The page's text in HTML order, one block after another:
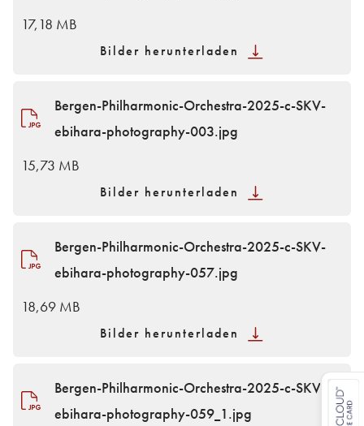
17,18 MB
Bilder herunterladen
Bergen-Philharmonic-Orchestra-2025-c-SKV-
ebihara-photography-003.jpg
15,73 MB
Bilder herunterladen
Bergen-Philharmonic-Orchestra-2025-c-SKV-
ebihara-photography-057.jpg
18,69 MB
Bilder herunterladen
Bergen-Philharmonic-Orchestra-2025-c-SKV-
ebihara-photography-059_1.jpg